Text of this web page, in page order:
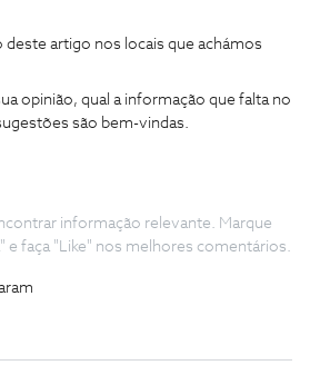
deste artigo nos locais que achámos
opinião, qual a informação que falta no
são bem-vindas.
informação relevante. Marque
e faça "Like" nos melhores comentários.